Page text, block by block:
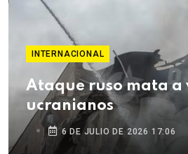
INTERNACIONAL
Ataque ruso mata a
ucranianos
6 DE JULIO DE 2026 17:06